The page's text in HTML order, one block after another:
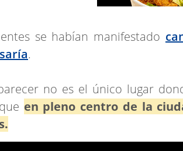
se habían manifestado
.
no es el único lugar
en pleno centro de la